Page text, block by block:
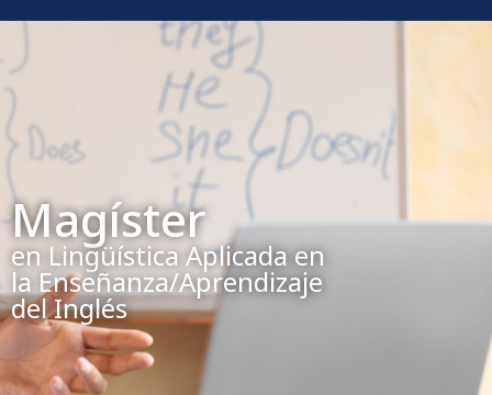
Magíster
en Lingüística Aplicada en
la Enseñanza/Aprendizaje
del Inglés